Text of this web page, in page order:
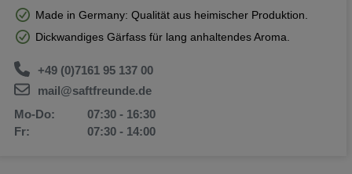
Made in Germany: Qualität aus heimischer Produktion.
Dickwandiges Gärfass für lang anhaltendes Aroma.
+49 (0)7161 95 137 00
mail@saftfreunde.de
Mo-Do:
07:30 - 16:30
Fr:
07:30 - 14:00